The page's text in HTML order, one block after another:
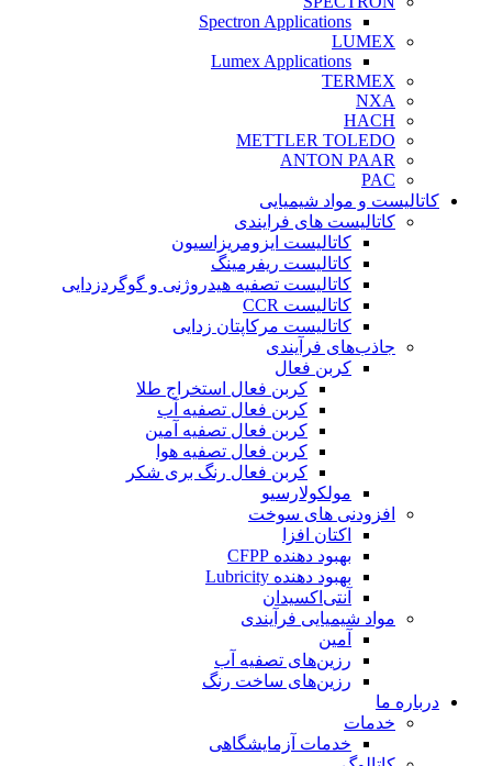
Spectron Applications
LUMEX
Lumex Applications
TERMEX
NXA
HACH
METTLER TOLEDO
ANTON PAAR
PAC
کاتالیست و مواد شیمیایی
کاتالیست های فرایندی
کاتالیست ایزومریزاسیون
کاتالیست ریفرمینگ
کاتالیست تصفیه هیدروژنی و گوگردزدایی
کاتالیست CCR
کاتالیست مرکاپتان زدایی
جاذب‌های فرآیندی
کربن فعال
کربن فعال استخراج طلا
کربن فعال تصفیه آب
کربن فعال تصفیه آمین
کربن فعال تصفیه هوا
کربن فعال رنگ بری شکر
مولکولارسیو
افزودنی های سوخت
اکتان افزا
بهبود دهنده CFPP
بهبود دهنده Lubricity
آنتی‌اکسیدان
مواد شیمیایی فرآیندی
آمین
رزین‌های تصفیه آب
رزین‌های ساخت رنگ
درباره ما
خدمات
خدمات آزمایشگاهی